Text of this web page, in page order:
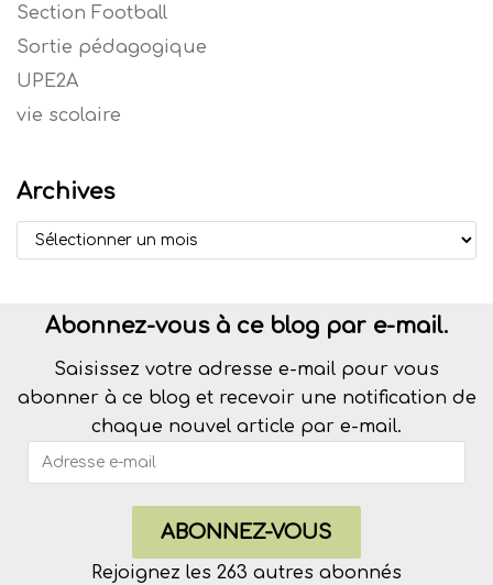
Section Football
Sortie pédagogique
UPE2A
vie scolaire
Archives
Abonnez-vous à ce blog par e-mail.
Saisissez votre adresse e-mail pour vous
abonner à ce blog et recevoir une notification de
chaque nouvel article par e-mail.
ABONNEZ-VOUS
Rejoignez les 263 autres abonnés